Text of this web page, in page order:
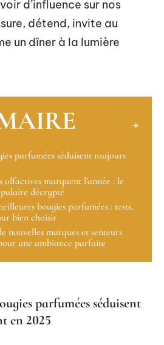
d’influence sur nos
détend, invite au
un dîner à la lumière
parfumées séduisent toujours
olfactives marquent l’année : le
décrypté
bougies parfumées : tests,
bien choisir
nouvelles marques et senteurs
une ambiance parfaite
parfumées séduisent
en 2025